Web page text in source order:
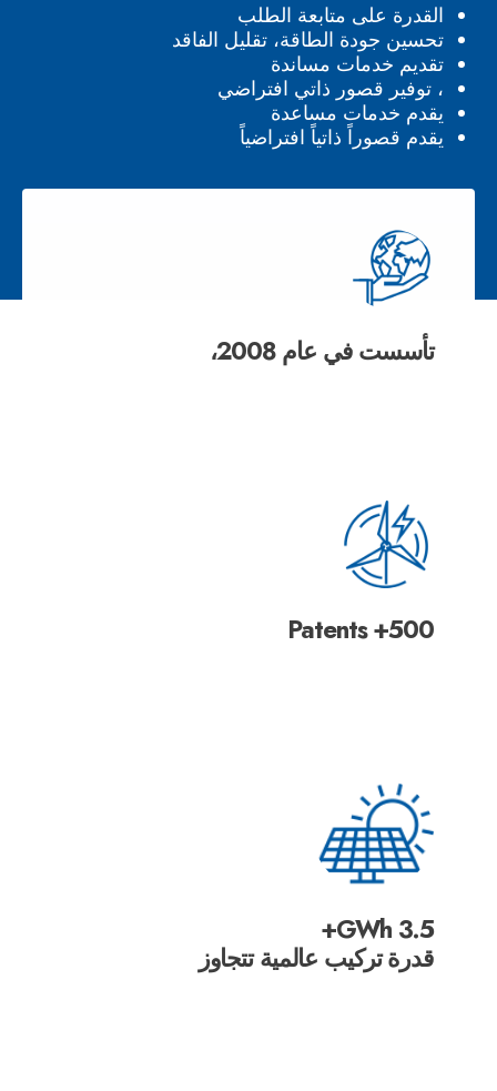
القدرة على متابعة الطلب
تحسين جودة الطاقة، تقليل الفاقد
تقديم خدمات مساندة
، توفير قصور ذاتي افتراضي
يقدم خدمات مساعدة
يقدم قصوراً ذاتياً افتراضياً
تأسست في عام 2008،
500+ Patents
3.5 GWh+
قدرة تركيب عالمية تتجاوز